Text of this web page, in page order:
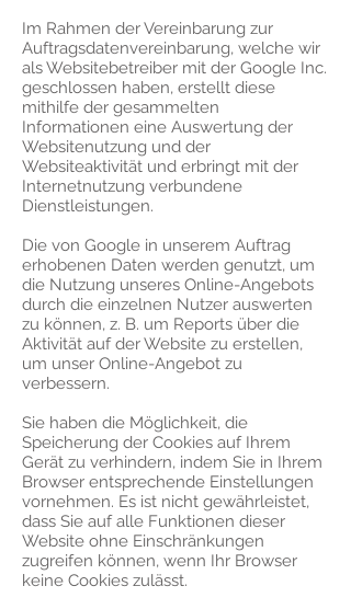
Im Rahmen der Vereinbarung zur
Auftragsdatenvereinbarung, welche wir
als Websitebetreiber mit der Google Inc.
geschlossen haben, erstellt diese
mithilfe der gesammelten
Informationen eine Auswertung der
Websitenutzung und der
Websiteaktivität und erbringt mit der
Internetnutzung verbundene
Dienstleistungen.
Die von Google in unserem Auftrag
erhobenen Daten werden genutzt, um
die Nutzung unseres Online-Angebots
durch die einzelnen Nutzer auswerten
zu können, z. B. um Reports über die
Aktivität auf der Website zu erstellen,
um unser Online-Angebot zu
verbessern.
Sie haben die Möglichkeit, die
Speicherung der Cookies auf Ihrem
Gerät zu verhindern, indem Sie in Ihrem
Browser entsprechende Einstellungen
vornehmen. Es ist nicht gewährleistet,
dass Sie auf alle Funktionen dieser
Website ohne Einschränkungen
zugreifen können, wenn Ihr Browser
keine Cookies zulässt.